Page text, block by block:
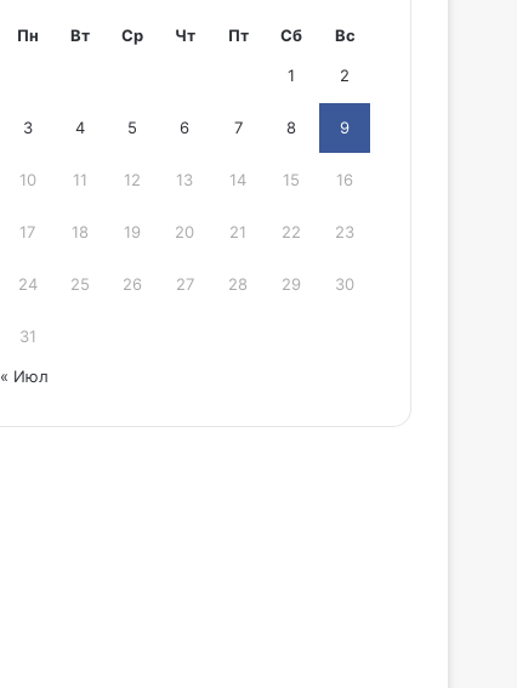
Пн Вт Ср Чт Пт Сб Вс
1 2
3 4 5 6 7 8 9
10 11 12 13 14 15 16
17 18 19 20 21 22 23
24 25 26 27 28 29 30
31
« Июл